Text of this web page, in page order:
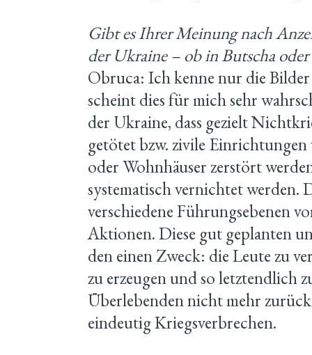
Gibt es Ihrer Meinung nach
der Ukraine – ob in Butscha oder
Obruca: Ich kenne nur die
scheint dies für mich sehr
der Ukraine, dass gezielt
getötet bzw. zivile
oder Wohnhäuser zerstört
systematisch vernichtet werden.
verschiedene Führungsebenen
Aktionen. Diese gut geplanten
den einen Zweck: die Leute zu
zu erzeugen und so letztendlich
Überlebenden nicht mehr
eindeutig Kriegsverbrechen.